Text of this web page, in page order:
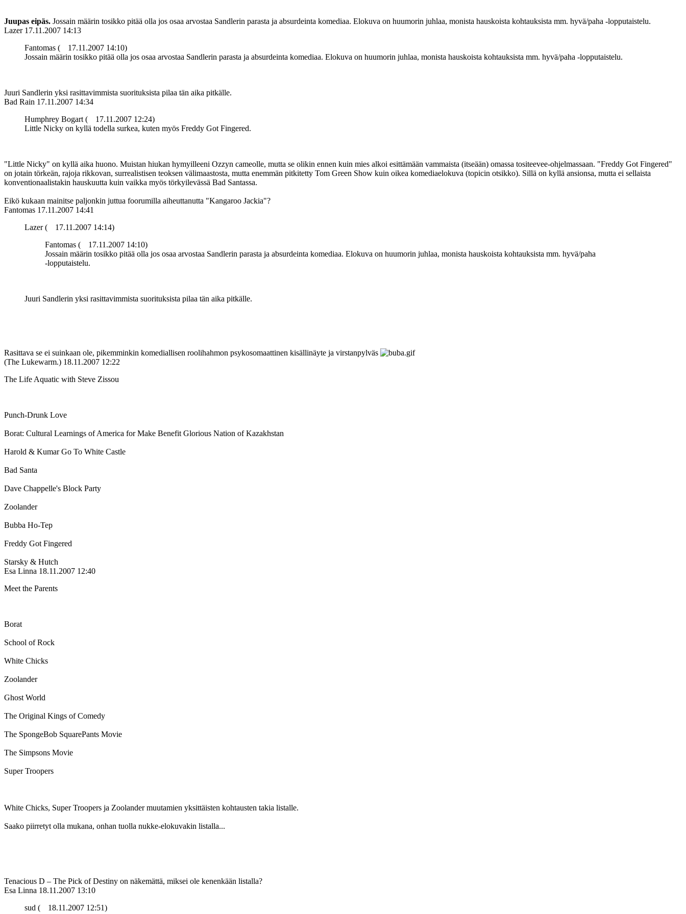
Juupas eipäs. Jossain määrin tosikko pitää olla jos osaa arvostaa Sandlerin parasta ja absurdeinta komediaa. Elokuva on huumorin juhlaa, monista hauskoista kohtauksista mm. hyvä/paha ‑lopputaistelu.
Lazer 17.11.2007 14:13
Fantomas (
17.11.2007 14:10)
Jossain määrin tosikko pitää olla jos osaa arvostaa Sandlerin parasta ja absurdeinta komediaa. Elokuva on huumorin juhlaa, monista hauskoista kohtauksista mm. hyvä/paha ‑lopputaistelu.
Juuri Sandlerin yksi rasittavimmista suorituksista pilaa tän aika pitkälle.
Bad Rain 17.11.2007 14:34
Humphrey Bogart (
17.11.2007 12:24)
Little Nicky on kyllä todella surkea, kuten myös Freddy Got Fingered.
"Little Nicky" on kyllä aika huono. Muistan hiukan hymyilleeni Ozzyn cameolle, mutta se olikin ennen kuin mies alkoi esittämään vammaista (itseään) omassa tositeevee-ohjelmassaan. "Freddy Got Fingered"
on jotain törkeän, rajoja rikkovan, surrealistisen teoksen välimaastosta, mutta enemmän pitkitetty Tom Green Show kuin oikea komediaelokuva (topicin otsikko). Sillä on kyllä ansionsa, mutta ei sellaista
konventionaalistakin hauskuutta kuin vaikka myös törkyilevässä Bad Santassa.
Eikö kukaan mainitse paljonkin juttua foorumilla aiheuttanutta "Kangaroo Jackia"?
Fantomas 17.11.2007 14:41
Lazer (
17.11.2007 14:14)
Fantomas (
17.11.2007 14:10)
Jossain määrin tosikko pitää olla jos osaa arvostaa Sandlerin parasta ja absurdeinta komediaa. Elokuva on huumorin juhlaa, monista hauskoista kohtauksista mm. hyvä/paha
‑lopputaistelu.
Juuri Sandlerin yksi rasittavimmista suorituksista pilaa tän aika pitkälle.
Rasittava se ei suinkaan ole, pikemminkin komediallisen roolihahmon psykosomaattinen kisällinäyte ja virstanpylväs
(The Lukewarm.) 18.11.2007 12:22
The Life Aquatic with Steve Zissou
Punch-Drunk Love
Borat: Cultural Learnings of America for Make Benefit Glorious Nation of Kazakhstan
Harold & Kumar Go To White Castle
Bad Santa
Dave Chappelle's Block Party
Zoolander
Bubba Ho-Tep
Freddy Got Fingered
Starsky & Hutch
Esa Linna 18.11.2007 12:40
Meet the Parents
Borat
School of Rock
White Chicks
Zoolander
Ghost World
The Original Kings of Comedy
The SpongeBob SquarePants Movie
The Simpsons Movie
Super Troopers
White Chicks, Super Troopers ja Zoolander muutamien yksittäisten kohtausten takia listalle.
Saako piirretyt olla mukana, onhan tuolla nukke-elokuvakin listalla...
Tenacious D – The Pick of Destiny on näkemättä, miksei ole kenenkään listalla?
Esa Linna 18.11.2007 13:10
sud (
18.11.2007 12:51)